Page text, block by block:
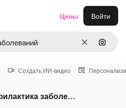
ОчиститьПоиск
Цены Войти
Создать ИИ-видео
PSD По Запросу Профилактика заболеваний